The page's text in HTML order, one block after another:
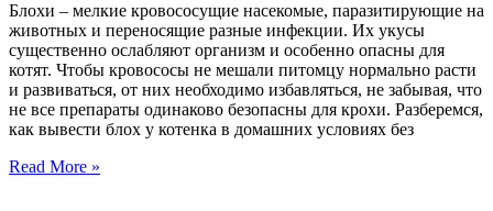
Блохи – мелкие кровососущие насекомые, паразитирующие на
животных и переносящие разные инфекции. Их укусы
существенно ослабляют организм и особенно опасны для
котят. Чтобы кровососы не мешали питомцу нормально расти
и развиваться, от них необходимо избавляться, не забывая, что
не все препараты одинаково безопасны для крохи. Разберемся,
как вывести блох у котенка в домашних условиях без
Как
Read More »